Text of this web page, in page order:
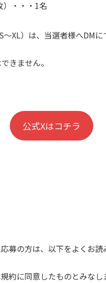
・・・1名
XL）は、当選者様へDMに
きません。
公式Xはコチラ
募の方は、以下をよくお
約に同意したものとみなし